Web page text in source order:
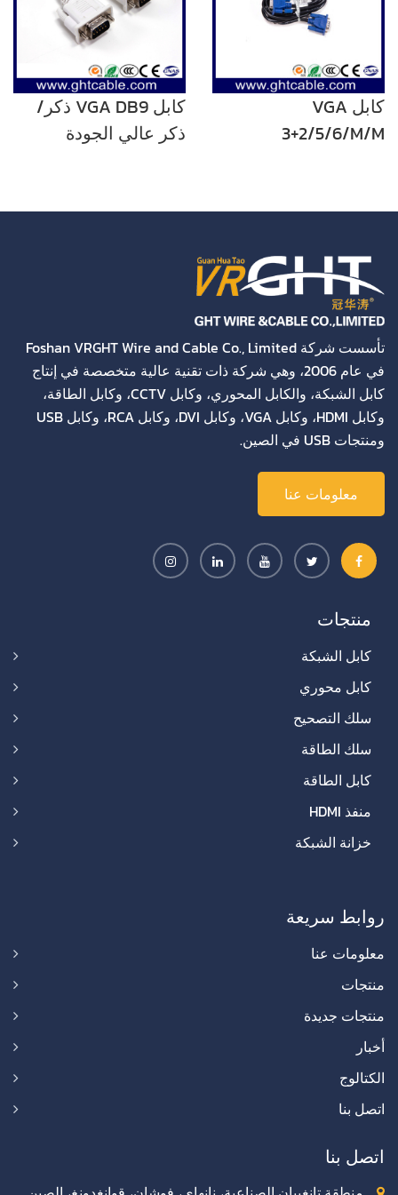
كابل VGA DB9 ذكر/
ذكر عالي الجودة
كابل VGA
3+2/5/6/M/M
تأسست شركة Foshan VRGHT Wire and Cable Co., Limited
في عام 2006، وهي شركة ذات تقنية عالية متخصصة في إنتاج
كابل الشبكة، والكابل المحوري، وكابل CCTV، وكابل الطاقة،
وكابل HDMI، وكابل VGA، وكابل DVI، وكابل RCA، وكابل USB
ومنتجات USB في الصين.
معلومات عنا
منتجات
كابل الشبكة
كابل محوري
سلك التصحيح
سلك الطاقة
كابل الطاقة
منفذ HDMI
خزانة الشبكة
روابط سريعة
معلومات عنا
منتجات
منتجات جديدة
أخبار
الكتالوج
اتصل بنا
اتصل بنا